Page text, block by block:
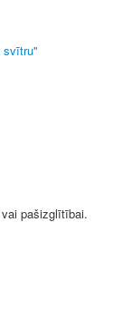
svītru"
pašizglītībai.